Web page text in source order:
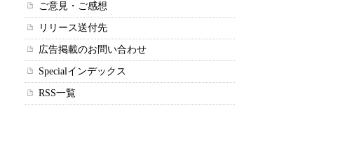
ご意見・ご感想
リリース送付先
広告掲載のお問い合わせ
Specialインデックス
RSS一覧